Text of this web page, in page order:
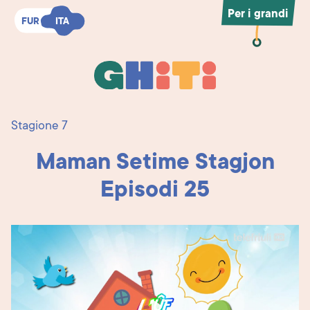
FUR ITA
FUR ITA
Ghiti
Per i grandi
Stagione 7
Maman Setime Stagjon
Episodi 25